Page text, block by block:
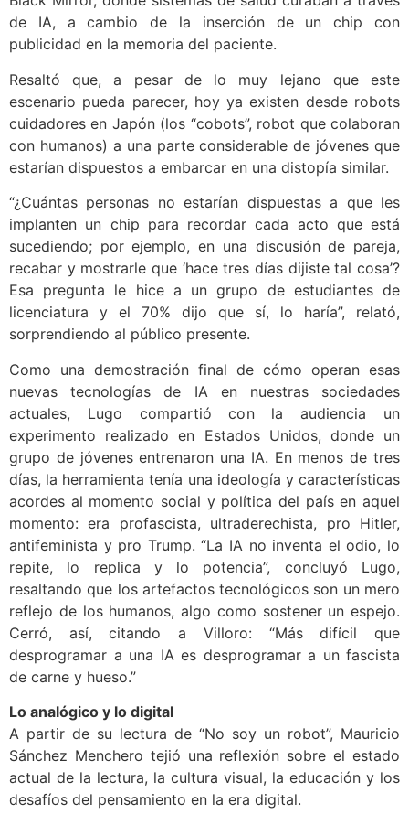
de IA, a cambio de la inserción de un chip con
publicidad en la memoria del paciente.
Resaltó que, a pesar de lo muy lejano que este
escenario pueda parecer, hoy ya existen desde robots
cuidadores en Japón (los “cobots”, robot que colaboran
con humanos) a una parte considerable de jóvenes que
estarían dispuestos a embarcar en una distopía similar.
“¿Cuántas personas no estarían dispuestas a que les
implanten un chip para recordar cada acto que está
sucediendo; por ejemplo, en una discusión de pareja,
recabar y mostrarle que ‘hace tres días dijiste tal cosa’?
Esa pregunta le hice a un grupo de estudiantes de
licenciatura y el 70% dijo que sí, lo haría”, relató,
sorprendiendo al público presente.
Como una demostración final de cómo operan esas
nuevas tecnologías de IA en nuestras sociedades
actuales, Lugo compartió con la audiencia un
experimento realizado en Estados Unidos, donde un
grupo de jóvenes entrenaron una IA. En menos de tres
días, la herramienta tenía una ideología y características
acordes al momento social y política del país en aquel
momento: era profascista, ultraderechista, pro Hitler,
antifeminista y pro Trump. “La IA no inventa el odio, lo
repite, lo replica y lo potencia”, concluyó Lugo,
resaltando que los artefactos tecnológicos son un mero
reflejo de los humanos, algo como sostener un espejo.
Cerró, así, citando a Villoro: “Más difícil que
desprogramar a una IA es desprogramar a un fascista
de carne y hueso.”
Lo analógico y lo digital
A partir de su lectura de “No soy un robot”, Mauricio
Sánchez Menchero tejió una reflexión sobre el estado
actual de la lectura, la cultura visual, la educación y los
desafíos del pensamiento en la era digital.